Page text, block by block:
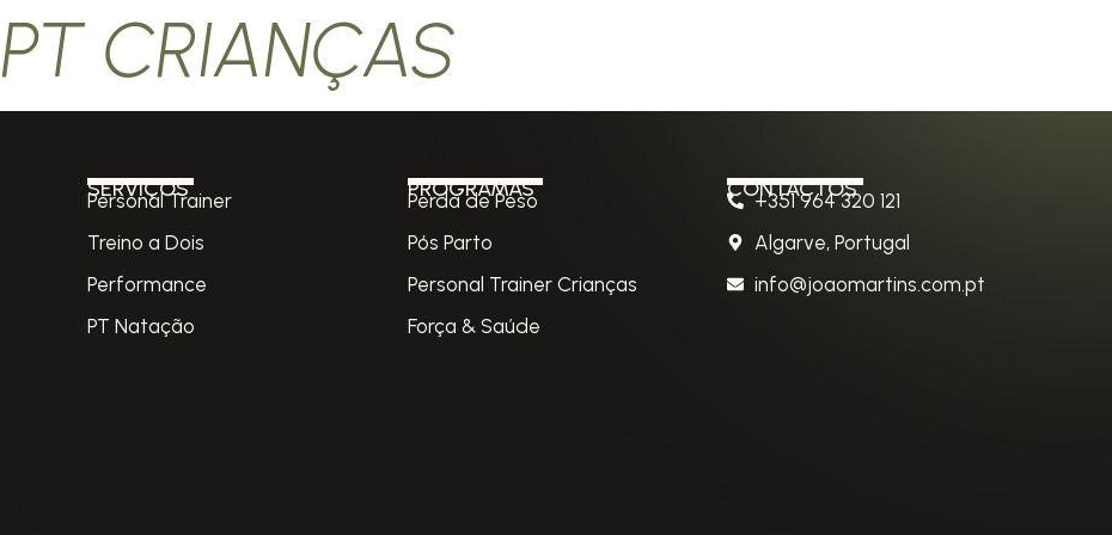
PT CRIANÇAS
SERVIÇOS
Personal Trainer
Treino a Dois
Performance
PT Natação
PROGRAMAS
Perda de Peso
Pós Parto
Personal Trainer Crianças
Força & Saúde
CONTACTOS
+351 964 320 121
Algarve, Portugal
info@joaomartins.com.pt